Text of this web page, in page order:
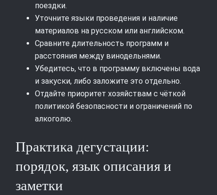
поездки.
Уточните языки проведения и наличие
материалов на русском или английском.
Сравните длительность программ и
расстояния между винодельнями.
Убедитесь, что в программу включены вода
и закуски, либо заложите это отдельно.
Отдайте приоритет хозяйствам с чёткой
политикой безопасности и ограничений по
алкоголю.
Практика дегустации:
порядок, язык описания и
заметки